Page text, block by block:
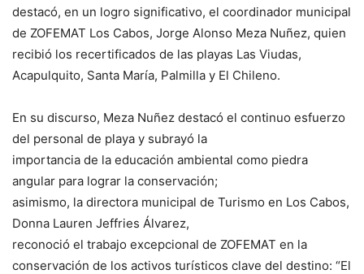
destacó, en un logro significativo, el coordinador municipal
de ZOFEMAT Los Cabos, Jorge Alonso Meza Nuñez, quien
recibió los recertificados de las playas Las Viudas,
Acapulquito, Santa María, Palmilla y El Chileno.
En su discurso, Meza Nuñez destacó el continuo esfuerzo
del personal de playa y subrayó la
importancia de la educación ambiental como piedra
angular para lograr la conservación;
asimismo, la directora municipal de Turismo en Los Cabos,
Donna Lauren Jeffries Álvarez,
reconoció el trabajo excepcional de ZOFEMAT en la
conservación de los activos turísticos clave del destino: “El